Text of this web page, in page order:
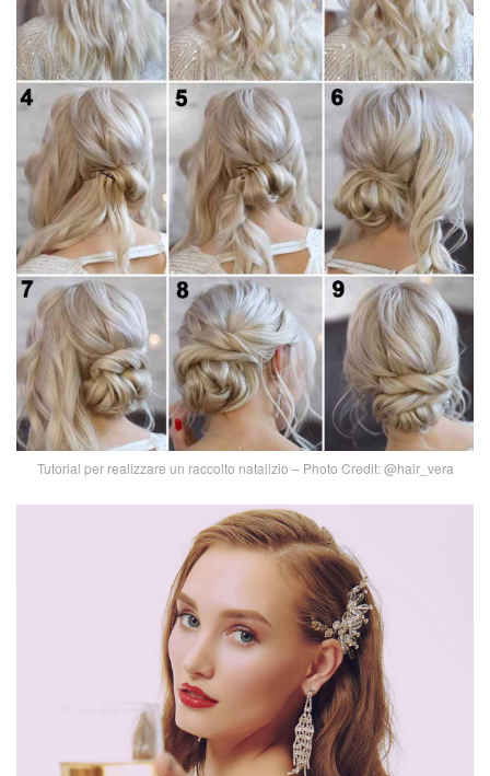
Tutorial per realizzare un raccolto natalizio – Photo Credit: @hair_vera